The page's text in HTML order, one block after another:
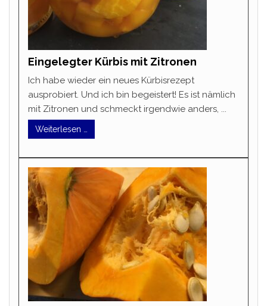
Eingelegter Kürbis mit Zitronen
Ich habe wieder ein neues Kürbisrezept
ausprobiert. Und ich bin begeistert! Es ist nämlich
mit Zitronen und schmeckt irgendwie anders, ...
Weiterlesen …